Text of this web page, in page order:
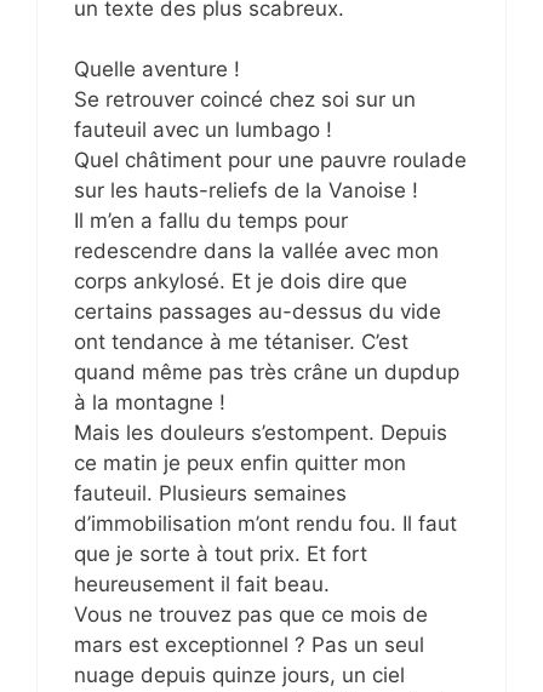
un texte des plus scabreux.
Quelle aventure !
Se retrouver coincé chez soi sur un
fauteuil avec un lumbago !
Quel châtiment pour une pauvre roulade
sur les hauts-reliefs de la Vanoise !
Il m’en a fallu du temps pour
redescendre dans la vallée avec mon
corps ankylosé. Et je dois dire que
certains passages au-dessus du vide
ont tendance à me tétaniser. C’est
quand même pas très crâne un dupdup
à la montagne !
Mais les douleurs s’estompent. Depuis
ce matin je peux enfin quitter mon
fauteuil. Plusieurs semaines
d’immobilisation m’ont rendu fou. Il faut
que je sorte à tout prix. Et fort
heureusement il fait beau.
Vous ne trouvez pas que ce mois de
mars est exceptionnel ? Pas un seul
nuage depuis quinze jours, un ciel